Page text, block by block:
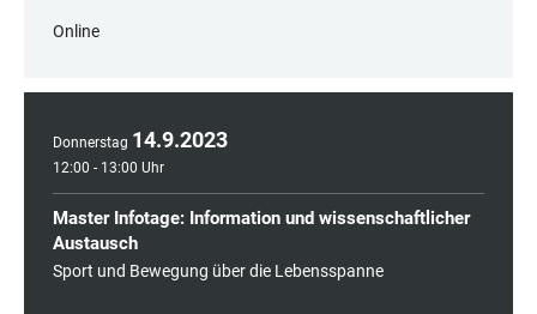
Online
Donnerstag 14.9.2023
12:00 - 13:00 Uhr
Master Infotage: Information und wissenschaftlicher
Austausch
Sport und Bewegung über die Lebensspanne